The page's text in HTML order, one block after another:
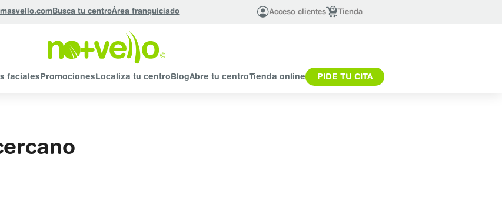
Busca tu centroÁrea franquiciado Acceso clientes Tienda
facialesPromocionesLocaliza tu centroBlogAbre tu centro Tienda online PIDE TU CITA